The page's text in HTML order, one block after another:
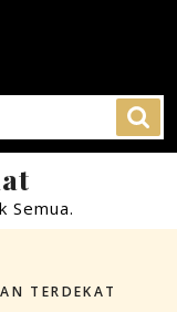
Semua.
TERDEKAT